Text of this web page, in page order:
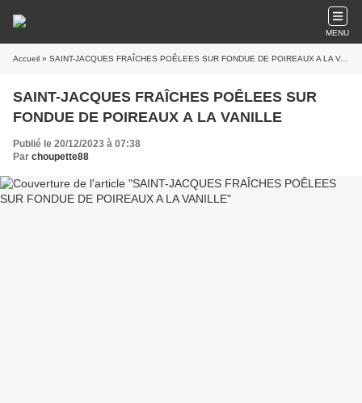
MENU
Accueil » SAINT-JACQUES FRAÎCHES POÊLEES SUR FONDUE DE POIREAUX A LA VANILLE
SAINT-JACQUES FRAÎCHES POÊLEES SUR
FONDUE DE POIREAUX A LA VANILLE
Publié le 20/12/2023 à 07:38
Par choupette88